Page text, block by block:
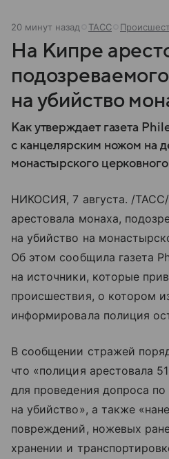
20 минут назад ТАСС
На Кипре
на убийство
Как утверждает газета
с канцелярским ножом на
монастырского
НИКОСИЯ, 7 августа. /
арестовала монаха,
на убийство на
Об этом сообщила газета
на источники, которые
происшествия, о котором
информировала полиция
В сообщении стражей
что «полиция арестовала
для проведения допроса
на убийство», а также
повреждений, ножевых
хранении и